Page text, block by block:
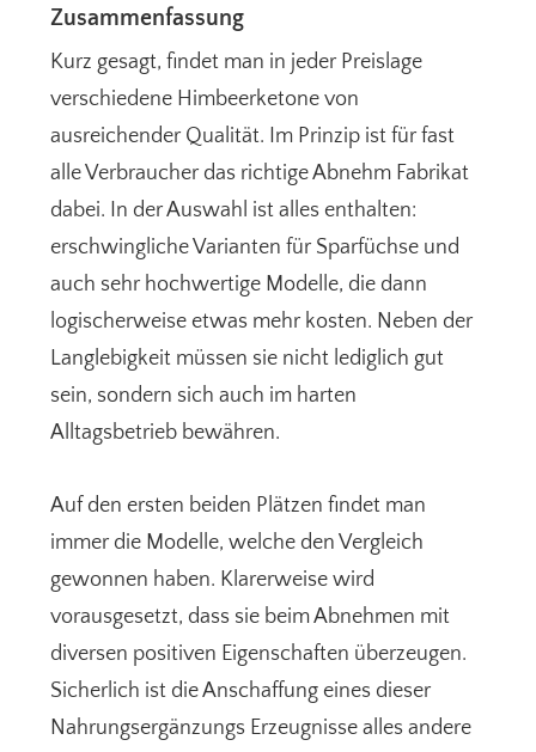
Zusammenfassung
Kurz gesagt, findet man in jeder Preislage
verschiedene Himbeerketone von
ausreichender Qualität. Im Prinzip ist für fast
alle Verbraucher das richtige Abnehm Fabrikat
dabei. In der Auswahl ist alles enthalten:
erschwingliche Varianten für Sparfüchse und
auch sehr hochwertige Modelle, die dann
logischerweise etwas mehr kosten. Neben der
Langlebigkeit müssen sie nicht lediglich gut
sein, sondern sich auch im harten
Alltagsbetrieb bewähren.
Auf den ersten beiden Plätzen findet man
immer die Modelle, welche den Vergleich
gewonnen haben. Klarerweise wird
vorausgesetzt, dass sie beim Abnehmen mit
diversen positiven Eigenschaften überzeugen.
Sicherlich ist die Anschaffung eines dieser
Nahrungsergänzungs Erzeugnisse alles andere